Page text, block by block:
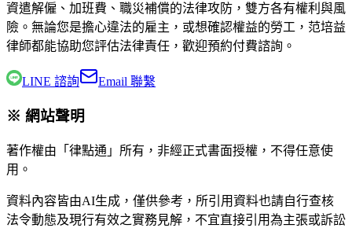
資遣解僱、加班費、職災補償的法律攻防，雙方各有權利與風
險。無論您是擔心違法的雇主，或想確認權益的勞工， 范培益
律師都能協助您評估法律責任，歡迎預約付費諮詢。
LINE 諮詢 Email 聯繫
※ 網站聲明
著作權由「律點通」所有，非經正式書面授權，不得任意使
用。
資料內容皆由AI生成，僅供參考，所引用資料也請自行查核
法令動態及現行有效之實務見解，不宜直接引用為主張或訴訟